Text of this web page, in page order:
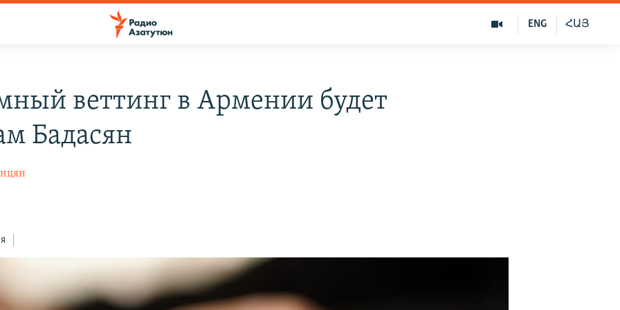
ՀԱՅ
ENG
веттинг в Армении будет
Бадасян